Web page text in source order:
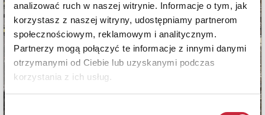
analizować ruch w naszej witrynie. Informacje o tym, jak
korzystasz z naszej witryny, udostępniamy partnerom
społecznościowym, reklamowym i analitycznym.
Partnerzy mogą połączyć te informacje z innymi danymi
otrzymanymi od Ciebie lub uzyskanymi podczas
korzystania z ich usług.
Wybór